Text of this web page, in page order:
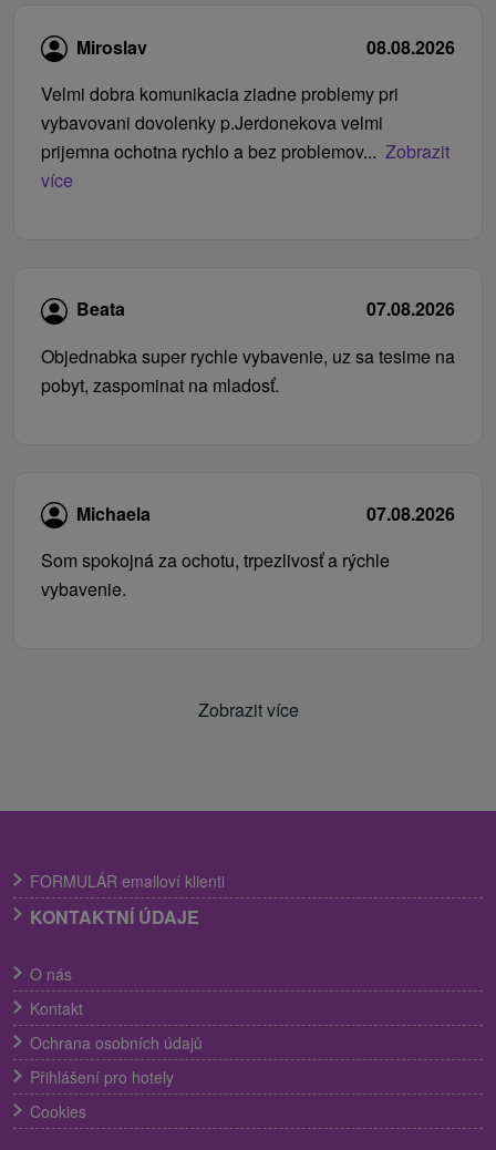
Miroslav
08.08.2026
Velmi dobra komunikacia ziadne problemy pri
vybavovani dovolenky p.Jerdonekova velmi
prijemna ochotna rychlo a bez problemov... Zobrazit
více
Beata
07.08.2026
Objednabka super rychle vybavenie, uz sa tesime na
pobyt, zaspominat na mladosť.
Michaela
07.08.2026
Som spokojná za ochotu, trpezlivosť a rýchle
vybavenie.
Zobrazit více
FORMULÁR emailoví klienti
KONTAKTNÍ ÚDAJE
O nás
Kontakt
Ochrana osobních údajů
Přihlášení pro hotely
Cookies